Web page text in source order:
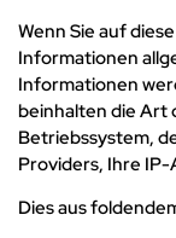
Wenn Sie auf
Informationen
Informationen
beinhalten die Art
Betriebssystem,
Providers, Ihre
Dies aus